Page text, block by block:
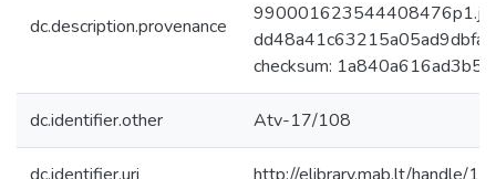
dc.description.provenance
checksum:
dc.identifier.other Atv-17/108